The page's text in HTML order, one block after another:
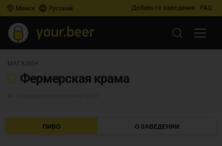
Минск Русский Добавьте заведение FAQ
МАГАЗИН
Фермерская крама
ПИВО О ЗАВЕДЕНИИ